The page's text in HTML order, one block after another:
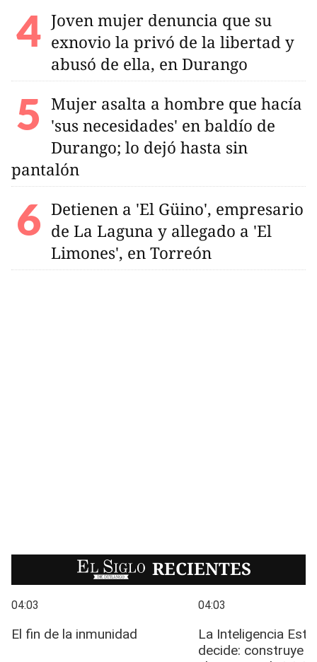
Joven mujer denuncia que su
exnovio la privó de la libertad y
abusó de ella, en Durango
Mujer asalta a hombre que hacía
'sus necesidades' en baldío de
Durango; lo dejó hasta sin
pantalón
Detienen a 'El Güino', empresario
de La Laguna y allegado a 'El
Limones', en Torreón
EL SIGLO RECIENTES